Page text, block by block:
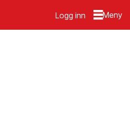
Logg inn